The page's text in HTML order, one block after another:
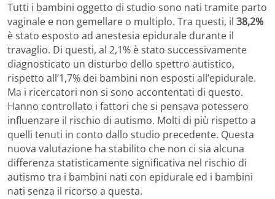
Tutti i bambini oggetto di studio sono nati tramite parto
vaginale e non gemellare o multiplo. Tra questi, il 38,2%
è stato esposto ad anestesia epidurale durante il
travaglio. Di questi, al 2,1% è stato successivamente
diagnosticato un disturbo dello spettro autistico,
rispetto all’1,7% dei bambini non esposti all’epidurale.
Ma i ricercatori non si sono accontentati di questo.
Hanno controllato i fattori che si pensava potessero
influenzare il rischio di autismo. Molti di più rispetto a
quelli tenuti in conto dallo studio precedente. Questa
nuova valutazione ha stabilito che non ci sia alcuna
differenza statisticamente significativa nel rischio di
autismo tra i bambini nati con epidurale ed i bambini
nati senza il ricorso a questa.